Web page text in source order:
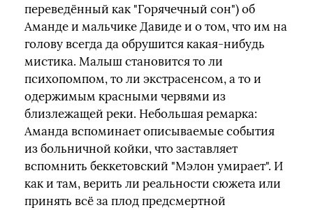
переведённый как "Горячечный сон") об
Аманде и мальчике Давиде и о том, что им на
голову всегда да обрушится какая-нибудь
мистика. Малыш становится то ли
психопомпом, то ли экстрасенсом, а то и
одержимым красными червями из
близлежащей реки. Небольшая ремарка:
Аманда вспоминает описываемые события
из больничной койки, что заставляет
вспомнить беккетовский "Мэлон умирает". И
как и там, верить ли реальности сюжета или
принять всё за плод предсмертной